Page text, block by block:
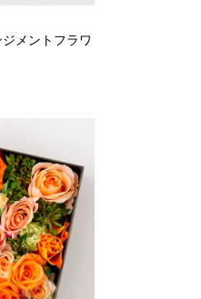
メントフラワ